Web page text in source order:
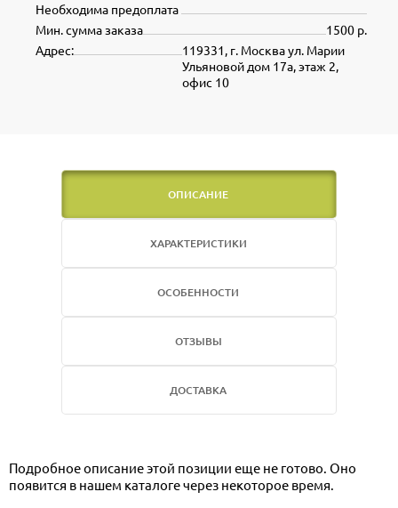
Необходима предоплата
1500 р.
Мин. сумма заказа
119331, г. Москва ул. Марии
Ульяновой дом 17а, этаж 2,
офис 10
Адрес:
ОПИСАНИЕ
ХАРАКТЕРИСТИКИ
ОСОБЕННОСТИ
ОТЗЫВЫ
ДОСТАВКА
Подробное описание этой позиции еще не готово. Оно
появится в нашем каталоге через некоторое время.